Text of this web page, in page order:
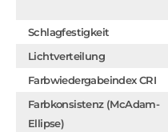
Schlagfestigkeit
Lichtverteilung
Farbwiedergabeindex CRI
Farbkonsistenz (McAdam-
Ellipse)